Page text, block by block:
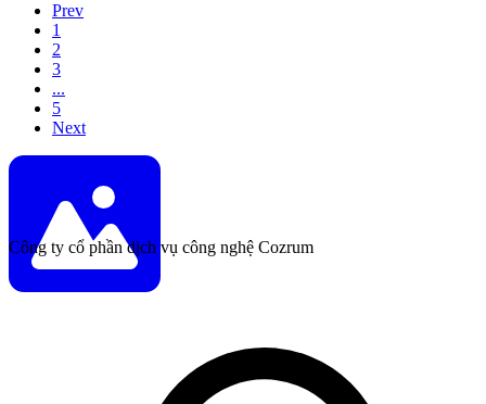
Prev
1
2
3
...
5
Next
Công ty cổ phần dịch vụ công nghệ Cozrum